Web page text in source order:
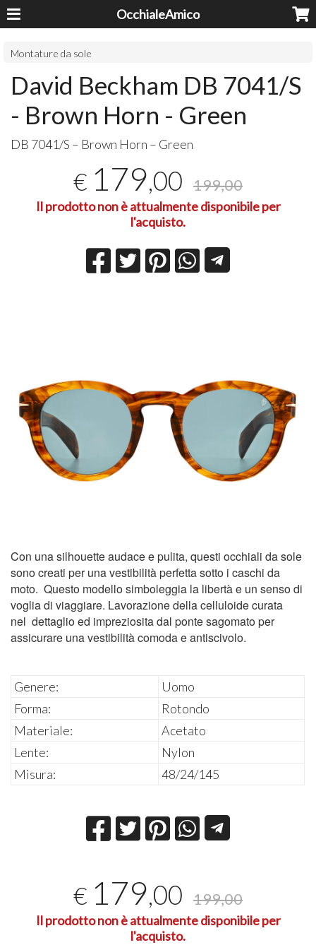
OcchialeAmico
Montature da sole
David Beckham DB 7041/S
- Brown Horn - Green
DB 7041/S – Brown Horn – Green
€ 179,00 199,00
Il prodotto non è attualmente disponibile per
l'acquisto.
Con una silhouette audace e pulita, questi occhiali da sole
sono creati per una vestibilità perfetta sotto i caschi da
moto. Questo modello simboleggia la libertà e un senso di
voglia di viaggiare. Lavorazione della celluloide curata
nel dettaglio ed impreziosita dal ponte sagomato per
assicurare una vestibilità comoda e antiscivolo.
Genere:
Uomo
Forma:
Rotondo
Materiale:
Acetato
Lente:
Nylon
Misura:
48/24/145
€ 179,00 199,00
Il prodotto non è attualmente disponibile per
l'acquisto.